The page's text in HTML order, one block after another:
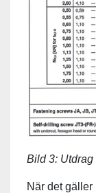
Bild 3: Utdrag
När det